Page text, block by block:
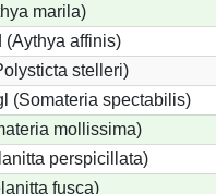
marila)
(Aythya affinis)
stelleri)
(Somateria spectabilis)
mollissima)
perspicillata)
fusca)